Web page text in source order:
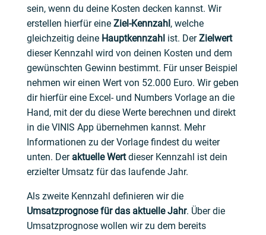
sein, wenn du deine Kosten decken kannst. Wir
erstellen hierfür eine Ziel-Kennzahl, welche
gleichzeitig deine Hauptkennzahlist. DerZielwert
dieser Kennzahl wird von deinen Kosten und dem
gewünschten Gewinn bestimmt. Für unser Beispiel
nehmen wir einen Wert von 52.000 Euro. Wir geben
dir hierfür eine Excel- und Numbers Vorlage an die
Hand, mit der du diese Werte berechnen und direkt
in die VINIS App übernehmen kannst. Mehr
Informationen zu der Vorlage findest du weiter
unten. Der aktuelle Wertdieser Kennzahl ist dein
erzielter Umsatz für das laufende Jahr.
Als zweite Kennzahl definieren wir die
Umsatzprognose für das aktuelle Jahr. Über die
Umsatzprognose wollen wir zu dem bereits